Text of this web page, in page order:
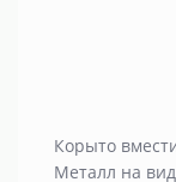
Корыто
Металл на